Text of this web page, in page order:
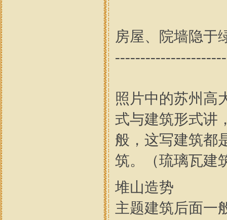
房屋、院墙隐于
照片中的苏州高
式与建筑形式讲
般，这写建筑都
筑。（琉璃瓦建
堆山造势
主题建筑后面一